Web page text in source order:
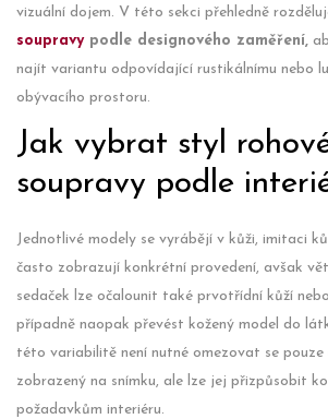
vizuální dojem. V této sekci přehledně
soupravypodle designového zaměření,
najít variantu odpovídající rustikálnímu nebo
obývacího prostoru.
Jak vybrat styl
soupravy podle
Jednotlivé modely se vyrábějí v kůži, imitaci
často zobrazují konkrétní provedení, avšak
sedaček lze očalounit také prvotřídní kůží
případně naopak převést kožený model do
této variabilitě není nutné omezovat se pouze
zobrazený na snímku, ale lze jej přizpůsobit
požadavkům interiéru.